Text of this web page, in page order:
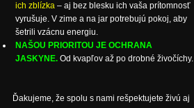
ich zblízka – aj bez blesku ich vaša prítomnosť
vyrušuje. V zime a na jar potrebujú pokoj, aby
šetrili vzácnu energiu.
NAŠOU PRIORITOU JE OCHRANA
JASKYNE. Od kvapľov až po drobné živočíchy.
Ďakujeme, že spolu s nami rešpektujete živú aj